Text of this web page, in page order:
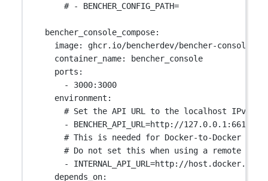
# - BENCHER_CONFIG_PATH=
bencher_console_compose:
image: ghcr.io/bencherdev/bencher-
container_name:
bencher_console
ports :
- 3000:3000
environment :
# Set the API URL to the localhost IPv4
- BENCHER_API_URL=http://127.0.0.1:6610
# This is needed for Docker-to-Docker
# Do not set this when using a remote
- INTERNAL_API_URL=http://
depends_on: